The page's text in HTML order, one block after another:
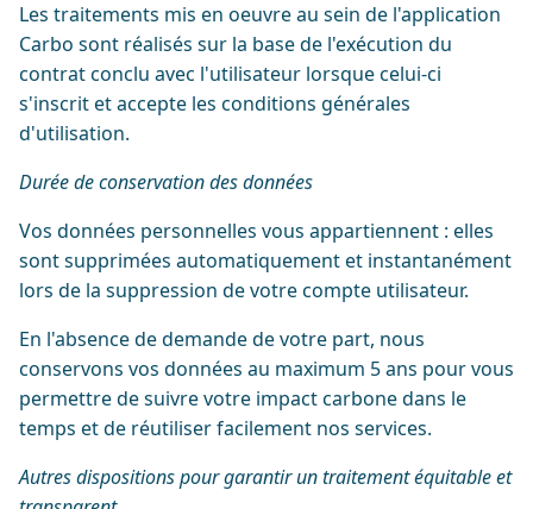
Les traitements mis en oeuvre au sein de l'application
Carbo sont réalisés sur la base de l'exécution du
contrat conclu avec l'utilisateur lorsque celui-ci
s'inscrit et accepte les conditions générales
d'utilisation.
Durée de conservation des données
Vos données personnelles vous appartiennent : elles
sont supprimées automatiquement et instantanément
lors de la suppression de votre compte utilisateur.
En l'absence de demande de votre part, nous
conservons vos données au maximum 5 ans pour vous
permettre de suivre votre impact carbone dans le
temps et de réutiliser facilement nos services.
Autres dispositions pour garantir un traitement équitable et